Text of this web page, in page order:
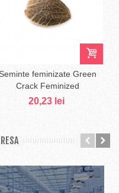
feminizate Green
Crack Feminized
20,23 lei